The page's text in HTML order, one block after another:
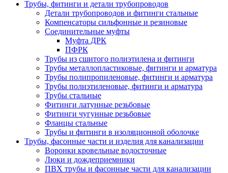
Трубы, фитинги и детали трубопроводов
Детали трубопроводов и фитинги стальные
Компенсаторы сильфонные и резиновые
Соединительные муфты
Муфта ДРК
ПФРК
Трубы из сшитого полиэтилена и фитинги
Трубы металлопластиковые, фитинги и арматура
Трубы полипропиленовые, фитинги и арматура
Трубы полиэтиленовые, фитинги и арматура
Трубы стальные
Фитинги латунные резьбовые
Фитинги чугунные резьбовые
Фланцы стальные
Трубы и фитинги в изоляционной оболочке
Трубы, фасонные части и изделия для канализации
Воронки кровельные водосточные
Люки и дождеприемники
ПВХ трубы и фасонные части для канализации